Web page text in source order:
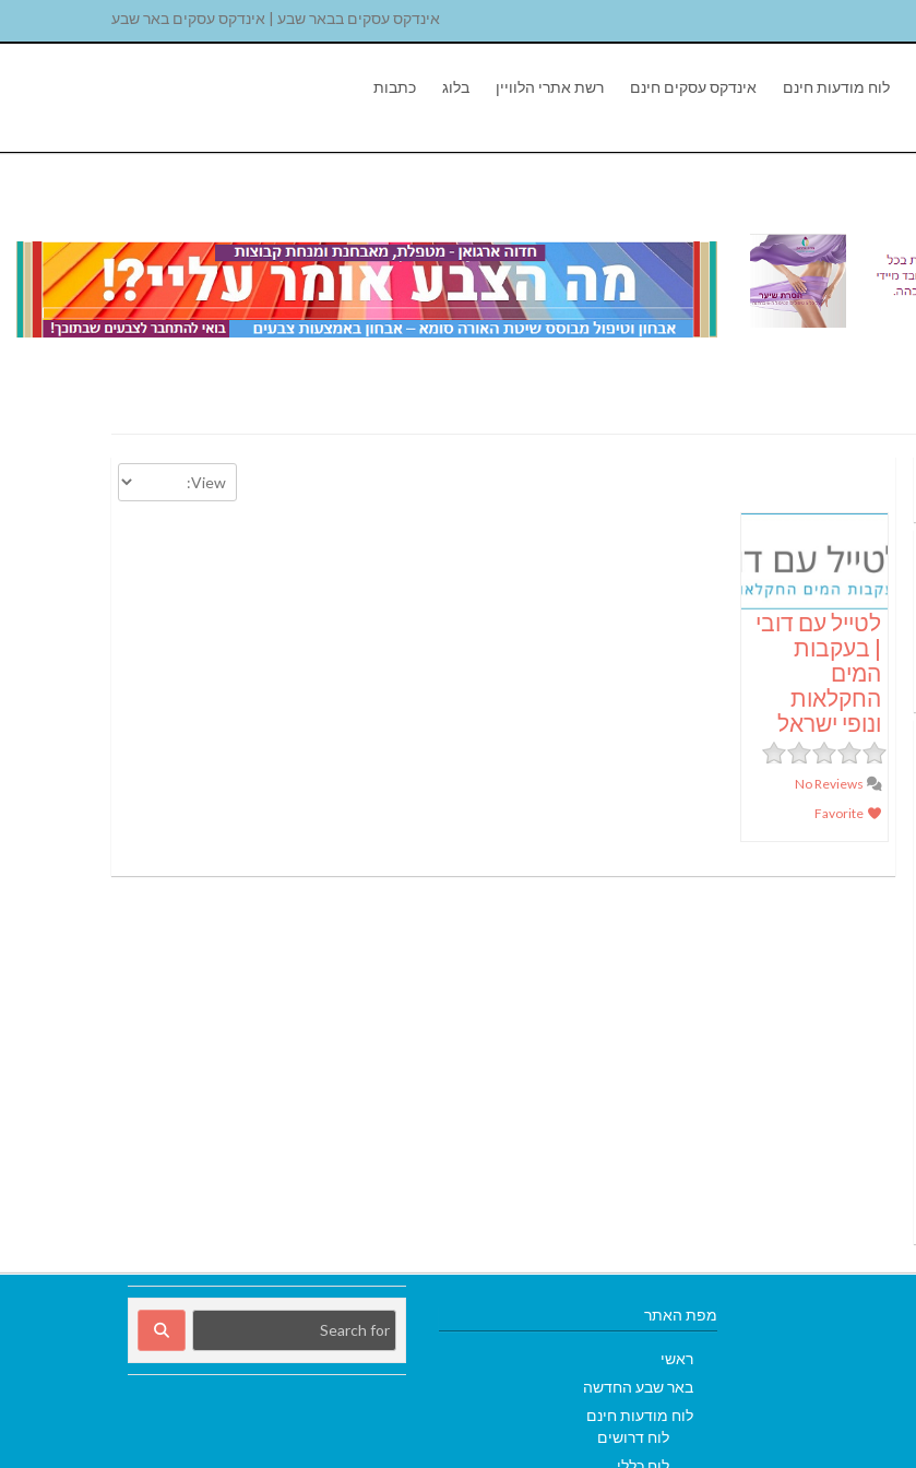
אינדקס עסקים בבאר שבע | אינדקס עסקים באר שבע
לוח מודעות חינם אינדקס עסקים חינם רשת אתרי הלוויין בלוג כתבות
לטייל עם דובי
| בעקבות
המים
החקלאות
ונופי ישראל
מפת האתר
ראשי
באר שבע החדשה
לוח מודעות חינם
לוח דרושים